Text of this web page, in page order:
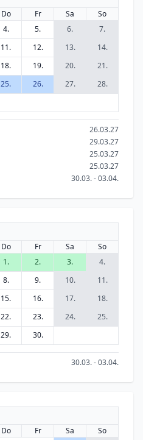
Do Fr Sa
So
4. 5. 6.
7.
11. 12. 13.
14.
18. 19. 20.
21.
25. 26. 27.
28.
26.03.27
29.03.27
25.03.27
25.03.27
30.03. - 03.04.
Do Fr Sa
So
1.
2. 3.
4.
8. 9. 10.
11.
15. 16. 17.
18.
22. 23. 24.
25.
29. 30.
30.03. - 03.04.
Do Fr Sa
So